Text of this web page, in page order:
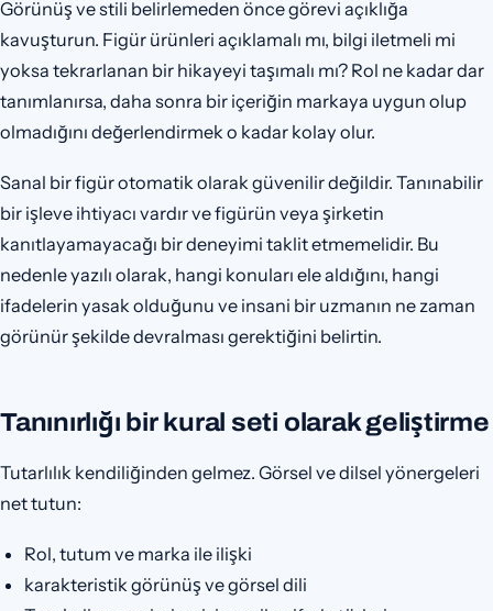
Görünüş ve stili belirlemeden önce görevi açıklığa
kavuşturun. Figür ürünleri açıklamalı mı, bilgi iletmeli mi
yoksa tekrarlanan bir hikayeyi taşımalı mı? Rol ne kadar dar
tanımlanırsa, daha sonra bir içeriğin markaya uygun olup
olmadığını değerlendirmek o kadar kolay olur.
Sanal bir figür otomatik olarak güvenilir değildir. Tanınabilir
bir işleve ihtiyacı vardır ve figürün veya şirketin
kanıtlayamayacağı bir deneyimi taklit etmemelidir. Bu
nedenle yazılı olarak, hangi konuları ele aldığını, hangi
ifadelerin yasak olduğunu ve insani bir uzmanın ne zaman
görünür şekilde devralması gerektiğini belirtin.
Tanınırlığı bir kural seti olarak geliştirme
Tutarlılık kendiliğinden gelmez. Görsel ve dilsel yönergeleri
net tutun:
Rol, tutum ve marka ile ilişki
karakteristik görünüş ve görsel dili